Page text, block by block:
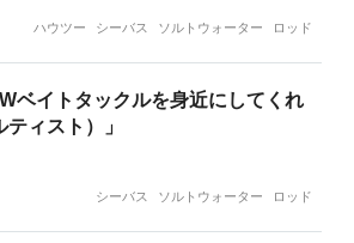
ハウツー シーバス ソルトウォーター ロッド
ベイトタックルを身近にしてくれ
ィスト）」
シーバス ソルトウォーター ロッド